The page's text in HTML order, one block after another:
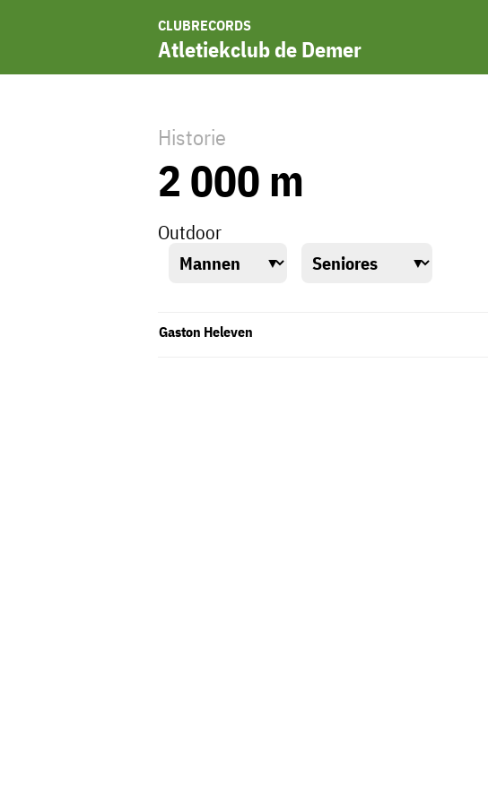
CLUBRECORDS
Atletiekclub de Demer
Historie
2 000 m
Outdoor
Gaston Heleven